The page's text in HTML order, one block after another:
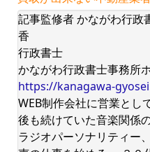
記事監修者 かながわ行
香
行政書士
かながわ行政書士事務所
https://kanagawa-
WEB制作会社に営業とし
後も続けていた音楽関係
ラジオパーソナリティー